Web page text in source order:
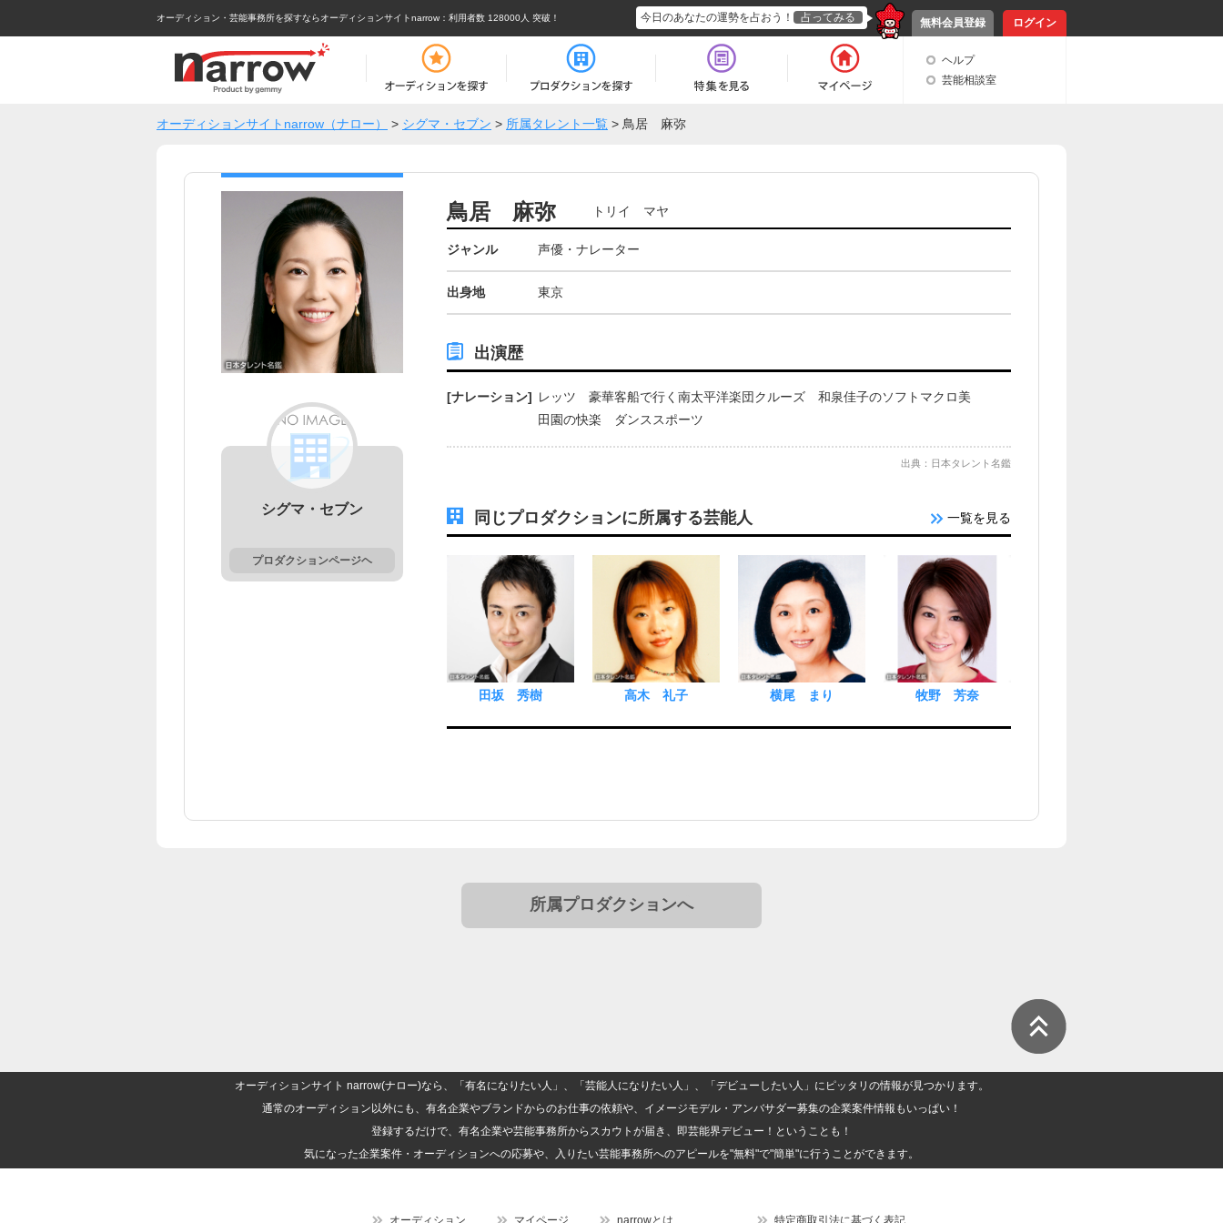
オーディション・芸能事務所を探すならオーディションサイトnarrow ：利用者数 128000人 突破！ 無料会員登録 ログイン
今日のあなたの運勢を占おう！ 占ってみる
ヘルプ
芸能相談室
オーディションサイトnarrow（ナロー） > シグマ・セブン > 所属タレント一覧 > 鳥居 麻弥
シグマ・セブン
プロダクションページヘ
鳥居 麻弥 トリイ マヤ
ジャンル 声優・ナレーター
出身地 東京
出演歴
[ナレーション] レッツ 豪華客船で行く南太平洋楽団クルーズ 和泉佳子のソフトマクロ美
田園の快楽 ダンススポーツ
出典：日本タレント名鑑
同じプロダクションに所属する芸能人 一覧を見る
田坂 秀樹 高木 礼子 横尾 まり 牧野 芳奈
所属プロダクションへ
オーディションサイト narrow(ナロー)なら、「有名になりたい人」、「芸能人になりたい人」、「デビューしたい人」にピッタリの情報が見つかります。
通常のオーディション以外にも、有名企業やブランドからのお仕事の依頼や、イメージモデル・アンバサダー募集の企業案件情報もいっぱい！
登録するだけで、有名企業や芸能事務所からスカウトが届き、即芸能界デビュー！ということも！
気になった企業案件・オーディションへの応募や、入りたい芸能事務所へのアピールを"無料"で"簡単"に行うことができます。
オーディション マイページ narrowとは 特定商取引法に基づく表記